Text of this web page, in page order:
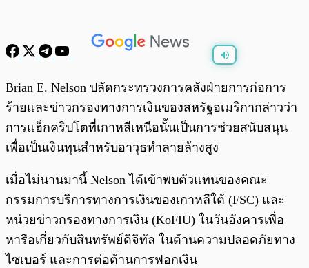
/
Brian E. Nelson ปลัดกระทรวงการคลังฝ่ายการก่อการ
ร้ายและข่าวกรองทางการเงินของสหรัฐอเมริกากล่าวว่า
การแฮ็กคริปโตที่เกาหลีเหนือนั้นเป็นการช่วยสนับสนุน
เพื่อเป็นเงินทุนสำหรับอาวุธทำลายล้างสูง
เมื่อไม่นานมานี้ Nelson ได้เข้าพบตัวแทนของคณะ
กรรมการบริการทางการเงินของเกาหลีใต้ (FSC) และ
หน่วยข่าวกรองทางการเงิน (KoFIU) ในวันอังคารเพื่อ
หารือเกี่ยวกับสินทรัพย์ดิจิทัล ในด้านความปลอดภัยทาง
ไซเบอร์ และการต่อต้านการฟอกเงิน